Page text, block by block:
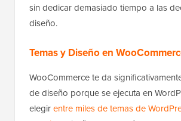
sin dedicar demasiado tiempo a las
diseño.
Temas y Diseño en
WooCommerce te da
de diseño porque se ejecuta en
elegirentre miles de temas de